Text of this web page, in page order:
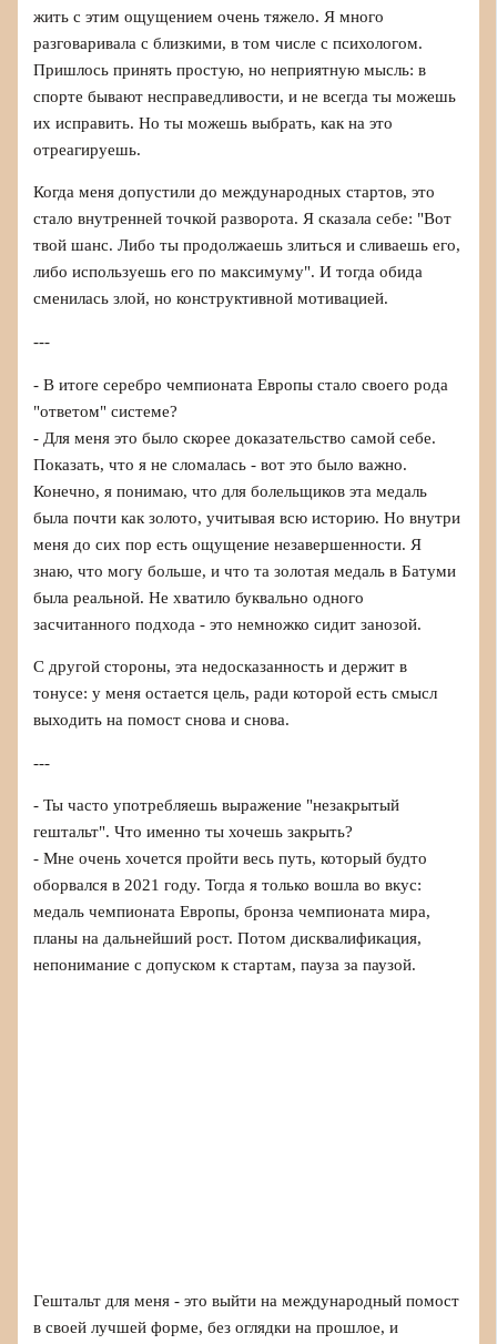
жить с этим ощущением очень тяжело. Я много
разговаривала с близкими, в том числе с психологом.
Пришлось принять простую, но неприятную мысль: в
спорте бывают несправедливости, и не всегда ты можешь
их исправить. Но ты можешь выбрать, как на это
отреагируешь.
Когда меня допустили до международных стартов, это
стало внутренней точкой разворота. Я сказала себе: "Вот
твой шанс. Либо ты продолжаешь злиться и сливаешь его,
либо используешь его по максимуму". И тогда обида
сменилась злой, но конструктивной мотивацией.
---
- В итоге серебро чемпионата Европы стало своего рода
"ответом" системе?
- Для меня это было скорее доказательство самой себе.
Показать, что я не сломалась - вот это было важно.
Конечно, я понимаю, что для болельщиков эта медаль
была почти как золото, учитывая всю историю. Но внутри
меня до сих пор есть ощущение незавершенности. Я
знаю, что могу больше, и что та золотая медаль в Батуми
была реальной. Не хватило буквально одного
засчитанного подхода - это немножко сидит занозой.
С другой стороны, эта недосказанность и держит в
тонусе: у меня остается цель, ради которой есть смысл
выходить на помост снова и снова.
---
- Ты часто употребляешь выражение "незакрытый
гештальт". Что именно ты хочешь закрыть?
- Мне очень хочется пройти весь путь, который будто
оборвался в 2021 году. Тогда я только вошла во вкус:
медаль чемпионата Европы, бронза чемпионата мира,
планы на дальнейший рост. Потом дисквалификация,
непонимание с допуском к стартам, пауза за паузой.
Гештальт для меня - это выйти на международный помост
в своей лучшей форме, без оглядки на прошлое, и